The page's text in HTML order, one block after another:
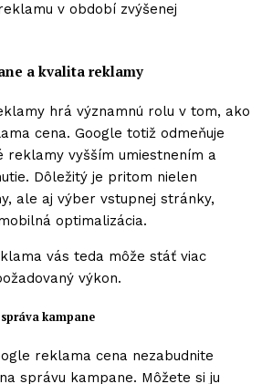
v období zvýšenej
a kvalita reklamy
hrá významnú rolu v tom, ako
cena. Google totiž odmeňuje
reklamy vyšším umiestnením a
Dôležitý je pritom nielen
ale aj výber vstupnej stránky,
optimalizácia.
vás teda môže stáť viac
výkon.
kampane
reklama cena nezabudnite
správu kampane. Môžete si ju